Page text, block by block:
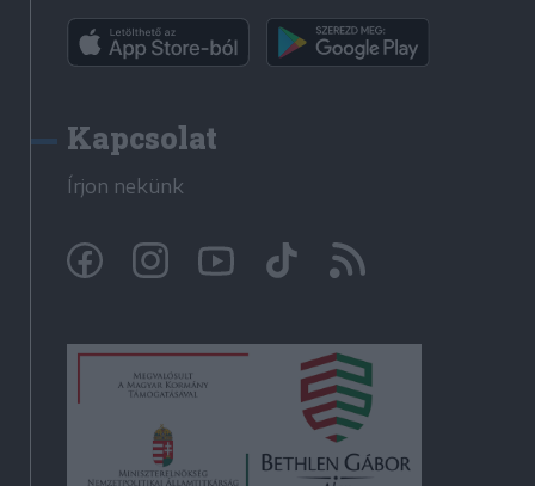
Kapcsolat
Írjon nekünk